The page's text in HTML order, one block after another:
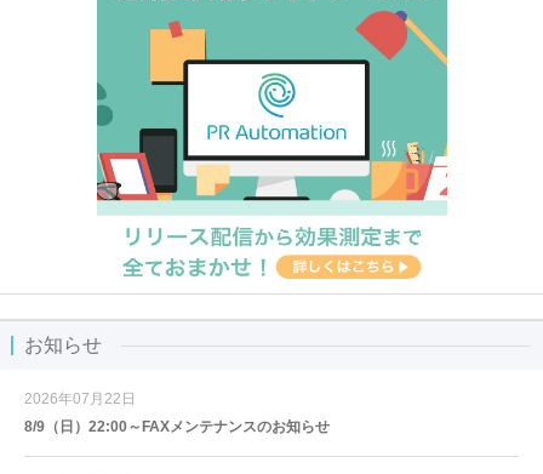
お知らせ
2026年07月22日
8/9（日）22:00～FAXメンテナンスのお知らせ